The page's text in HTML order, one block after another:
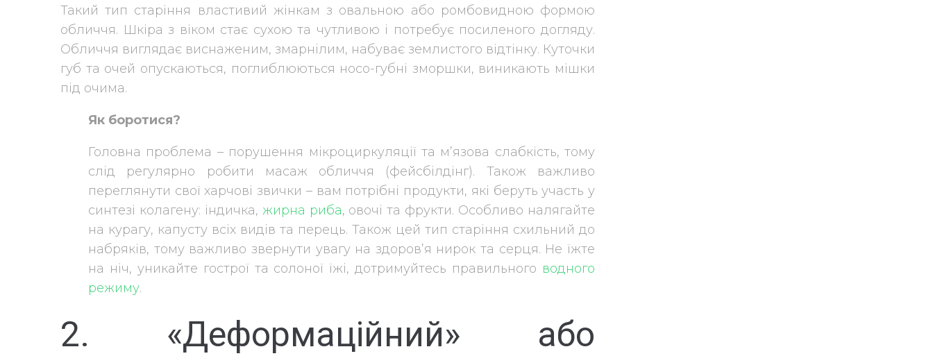
Такий тип старіння властивий жінкам з овальною або ромбовидною формою
обличчя. Шкіра з віком стає сухою та чутливою і потребує посиленого догляду.
Обличчя виглядає виснаженим, змарнілим, набуває землистого відтінку. Куточки
губ та очей опускаються, поглиблюються носо-губні зморшки, виникають мішки
під очима.
Як боротися?
Головна проблема – порушення мікроциркуляції та м’язова слабкість, тому
слід регулярно робити масаж обличчя (фейсбілдінг). Також важливо
переглянути свої харчові звички – вам потрібні продукти, які беруть участь у
синтезі колагену: індичка, жирна риба, овочі та фрукти. Особливо налягайте
на курагу, капусту всіх видів та перець. Також цей тип старіння схильний до
набряків, тому важливо звернути увагу на здоров’я нирок та серця. Не їжте
на ніч, уникайте гострої та солоної їжі, дотримуйтесь правильного водного
режиму.
2. «Деформаційний» або